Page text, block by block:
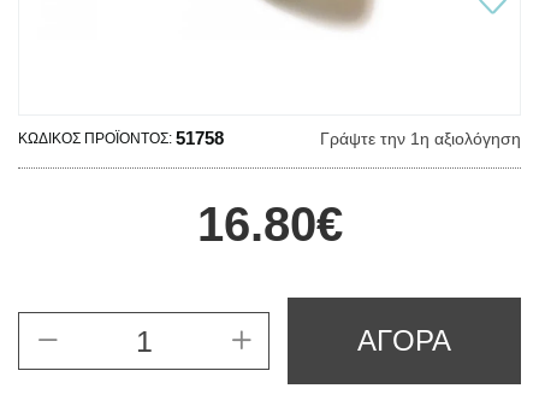
ΚΩΔΙΚΌΣ ΠΡΟΪΌΝΤΟΣ: 51758 Γράψτε την 1η αξιολόγηση
16.80€
ΑΓΟΡΑ